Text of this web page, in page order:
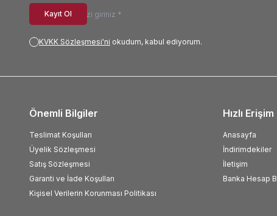
Kayıt Ol
KVKK Sözleşmesi'ni okudum, kabul ediyorum.
Önemli Bilgiler
Teslimat Koşulları
Üyelik Sözleşmesi
Satış Sözleşmesi
Garanti ve İade Koşulları
Kişisel Verilerin Korunması Politikası
Hızlı Erişim
Anasayfa
İndirimdekiler
İletişim
Banka Hesap